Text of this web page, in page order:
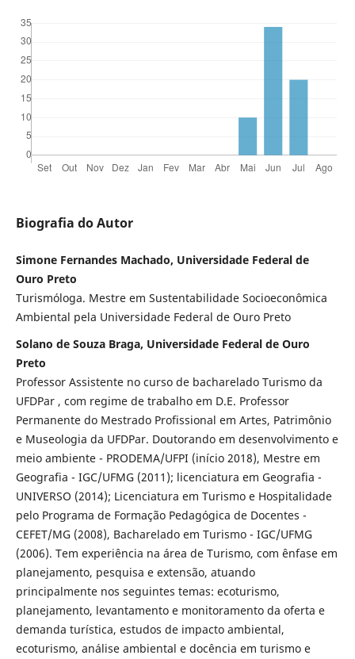
Biografia do Autor
Simone Fernandes Machado, Universidade Federal de
Ouro Preto
Turismóloga. Mestre em Sustentabilidade Socioeconômica
Ambiental pela Universidade Federal de Ouro Preto
Solano de Souza Braga, Universidade Federal de Ouro
Preto
Professor Assistente no curso de bacharelado Turismo da
UFDPar , com regime de trabalho em D.E. Professor
Permanente do Mestrado Profissional em Artes, Patrimônio
e Museologia da UFDPar. Doutorando em desenvolvimento e
meio ambiente - PRODEMA/UFPI (início 2018), Mestre em
Geografia - IGC/UFMG (2011); licenciatura em Geografia -
UNIVERSO (2014); Licenciatura em Turismo e Hospitalidade
pelo Programa de Formação Pedagógica de Docentes -
CEFET/MG (2008), Bacharelado em Turismo - IGC/UFMG
(2006). Tem experiência na área de Turismo, com ênfase em
planejamento, pesquisa e extensão, atuando
principalmente nos seguintes temas: ecoturismo,
planejamento, levantamento e monitoramento da oferta e
demanda turística, estudos de impacto ambiental,
ecoturismo, análise ambiental e docência em turismo e